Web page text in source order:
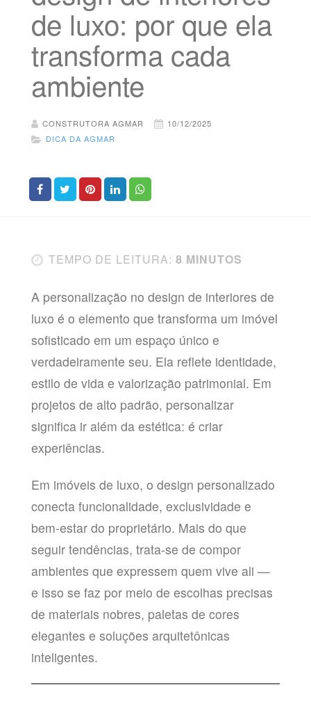
de luxo: por que ela
transforma cada
ambiente
CONSTRUTORA AGMAR
10/12/2025
DICA DA AGMAR
TEMPO DE LEITURA: 8 MINUTOS
A personalização no design de interiores de
luxo é o elemento que transforma um imóvel
sofisticado em um espaço único e
verdadeiramente seu. Ela reflete identidade,
estilo de vida e valorização patrimonial. Em
projetos de alto padrão, personalizar
significa ir além da estética: é criar
experiências.
Em imóveis de luxo, o design personalizado
conecta funcionalidade, exclusividade e
bem-estar do proprietário. Mais do que
seguir tendências, trata-se de compor
ambientes que expressem quem vive ali —
e isso se faz por meio de escolhas precisas
de materiais nobres, paletas de cores
elegantes e soluções arquitetônicas
inteligentes.